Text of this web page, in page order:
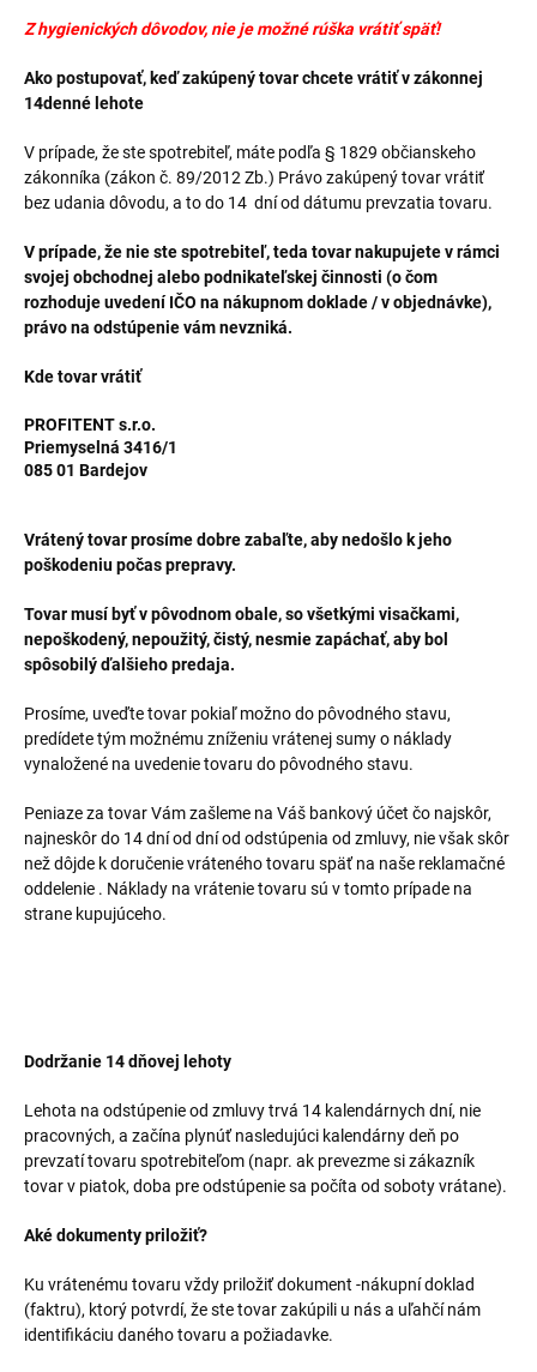
Z hygienických dôvodov, nie je možné rúška vrátiť späť!
Ako postupovať, keď zakúpený tovar chcete vrátiť v zákonnej
14denné lehote
V prípade, že ste spotrebiteľ, máte podľa § 1829 občianskeho
zákonníka (zákon č. 89/2012 Zb.) Právo zakúpený tovar vrátiť
bez udania dôvodu, a to do 14 dní od dátumu prevzatia tovaru.
V prípade, že nie ste spotrebiteľ, teda tovar nakupujete v rámci
svojej obchodnej alebo podnikateľskej činnosti (o čom
rozhoduje uvedení IČO na nákupnom doklade / v objednávke),
právo na odstúpenie vám nevzniká.
Kde tovar vrátiť
PROFITENT s.r.o.
Priemyselná 3416/1
085 01 Bardejov
Vrátený tovar prosíme dobre zabaľte, aby nedošlo k jeho
poškodeniu počas prepravy.
Tovar musí byť v pôvodnom obale, so všetkými visačkami,
nepoškodený, nepoužitý, čistý, nesmie zapáchať, aby bol
spôsobilý ďalšieho predaja.
Prosíme, uveďte tovar pokiaľ možno do pôvodného stavu,
predídete tým možnému zníženiu vrátenej sumy o náklady
vynaložené na uvedenie tovaru do pôvodného stavu.
Peniaze za tovar Vám zašleme na Váš bankový účet čo najskôr,
najneskôr do 14 dní od dní od odstúpenia od zmluvy, nie však skôr
než dôjde k doručenie vráteného tovaru späť na naše reklamačné
oddelenie . Náklady na vrátenie tovaru sú v tomto prípade na
strane kupujúceho.
Dodržanie 14 dňovej lehoty
Lehota na odstúpenie od zmluvy trvá 14 kalendárnych dní, nie
pracovných, a začína plynúť nasledujúci kalendárny deň po
prevzatí tovaru spotrebiteľom (napr. ak prevezme si zákazník
tovar v piatok, doba pre odstúpenie sa počíta od soboty vrátane).
Aké dokumenty priložiť?
Ku vrátenému tovaru vždy priložiť dokument -nákupní doklad
(faktru), ktorý potvrdí, že ste tovar zakúpili u nás a uľahčí nám
identifikáciu daného tovaru a požiadavke.